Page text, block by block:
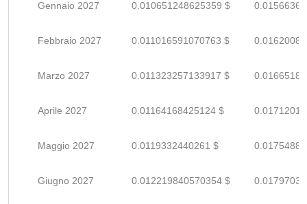
Gennaio 2027 0.010651248625359 $
Febbraio 2027 0.011016591070763 $
Marzo 2027 0.011323257133917 $
Aprile 2027 0.01164168425124 $
Maggio 2027 0.0119332440261 $
Giugno 2027 0.012219840570354 $